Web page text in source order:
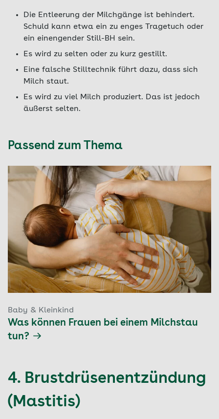
Die Entleerung der Milchgänge ist behindert.
Schuld kann etwa ein zu enges Tragetuch oder
ein einengender Still-BH sein.
Es wird zu selten oder zu kurz gestillt.
Eine falsche Stilltechnik führt dazu, dass sich
Milch staut.
Es wird zu viel Milch produziert. Das ist jedoch
äußerst selten.
Passend zum Thema
Baby & Kleinkind
Was können Frauen bei einem Milchstau
tun?
4. Brustdrüsenentzündung
(Mastitis)